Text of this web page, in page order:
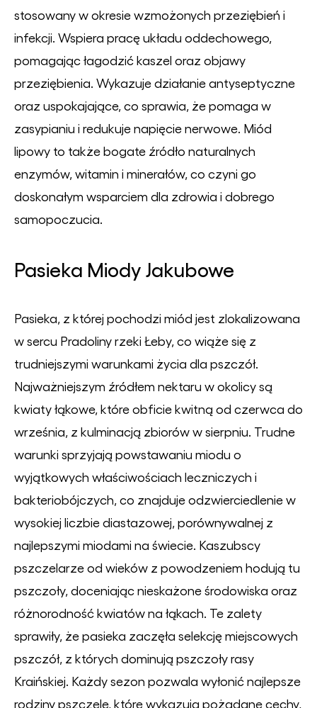
stosowany w okresie wzmożonych przeziębień i
infekcji. Wspiera pracę układu oddechowego,
pomagając łagodzić kaszel oraz objawy
przeziębienia. Wykazuje działanie antyseptyczne
oraz uspokajające, co sprawia, że pomaga w
zasypianiu i redukuje napięcie nerwowe. Miód
lipowy to także bogate źródło naturalnych
enzymów, witamin i minerałów, co czyni go
doskonałym wsparciem dla zdrowia i dobrego
samopoczucia.
Pasieka Miody Jakubowe
Pasieka, z której pochodzi miód jest zlokalizowana
w sercu Pradoliny rzeki Łeby, co wiąże się z
trudniejszymi warunkami życia dla pszczół.
Najważniejszym źródłem nektaru w okolicy są
kwiaty łąkowe, które obficie kwitną od czerwca do
września, z kulminacją zbiorów w sierpniu. Trudne
warunki sprzyjają powstawaniu miodu o
wyjątkowych właściwościach leczniczych i
bakteriobójczych, co znajduje odzwierciedlenie w
wysokiej liczbie diastazowej, porównywalnej z
najlepszymi miodami na świecie. Kaszubscy
pszczelarze od wieków z powodzeniem hodują tu
pszczoły, doceniając nieskażone środowiska oraz
różnorodność kwiatów na łąkach. Te zalety
sprawiły, że pasieka zaczęła selekcję miejscowych
pszczół, z których dominują pszczoły rasy
Kraińskiej. Każdy sezon pozwala wyłonić najlepsze
rodziny pszczele, które wykazują pożądane cechy,